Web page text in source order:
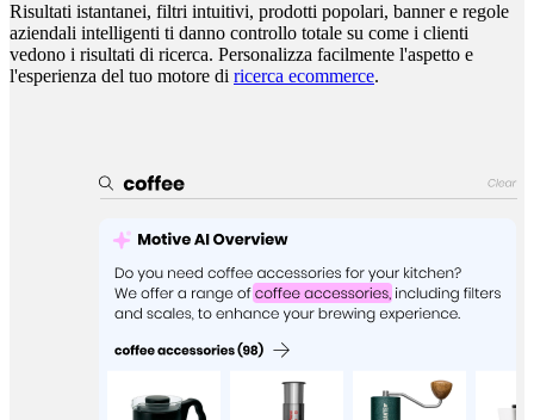
Risultati istantanei, filtri intuitivi, prodotti popolari, banner e regole
aziendali intelligenti ti danno controllo totale su come i clienti
vedono i risultati di ricerca. Personalizza facilmente l'aspetto e
l'esperienza del tuo motore di ricerca ecommerce.